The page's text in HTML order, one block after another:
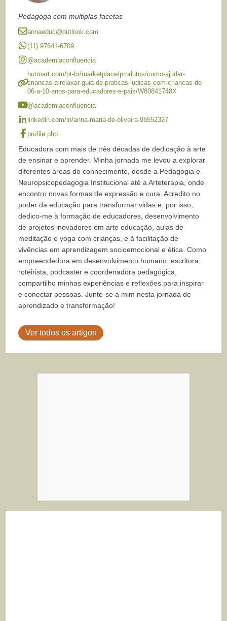
Pedagoga com multiplas facetas
annaeduc@outlook.com
(11) 97641-6709
@academiaconfluencia
hotmart.com/pt-br/marketplace/produtos/como-ajudar-
criancas-a-relaxar-guia-de-praticas-ludicas-com-criancas-de-
06-a-10-anos-para-educadores-e-pais/W80841748X
@academiaconfluencia
linkedin.com/in/anna-maria-de-oliveira-9b552327
profile.php
Educadora com mais de três décadas de dedicação à arte
de ensinar e aprender. Minha jornada me levou a explorar
diferentes áreas do conhecimento, desde a Pedagogia e
Neuropsicopedagogia Institucional até a Arteterapia, onde
encontro novas formas de expressão e cura. Acredito no
poder da educação para transformar vidas e, por isso,
dedico-me à formação de educadores, desenvolvimento
de projetos inovadores em arte educação, aulas de
meditação e yoga com crianças, e à facilitação de
vivências em aprendizagem socioemocional e ética. Como
empreendedora em desenvolvimento humano, escritora,
roteirista, podcaster e coordenadora pedagógica,
compartilho minhas experiências e reflexões para inspirar
e conectar pessoas. Junte-se a mim nesta jornada de
aprendizado e transformação!
Ver todos os artigos